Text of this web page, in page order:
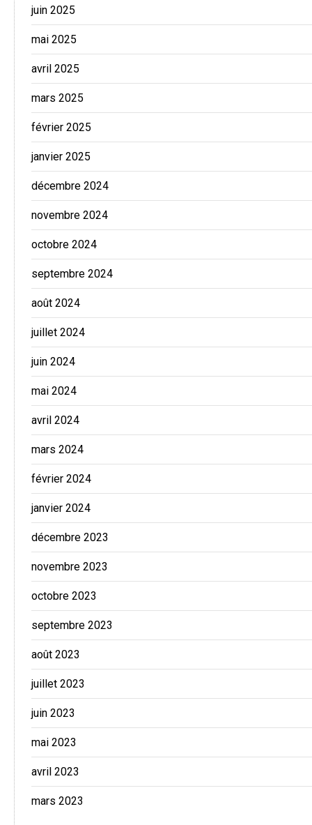
juin 2025
mai 2025
avril 2025
mars 2025
février 2025
janvier 2025
décembre 2024
novembre 2024
octobre 2024
septembre 2024
août 2024
juillet 2024
juin 2024
mai 2024
avril 2024
mars 2024
février 2024
janvier 2024
décembre 2023
novembre 2023
octobre 2023
septembre 2023
août 2023
juillet 2023
juin 2023
mai 2023
avril 2023
mars 2023